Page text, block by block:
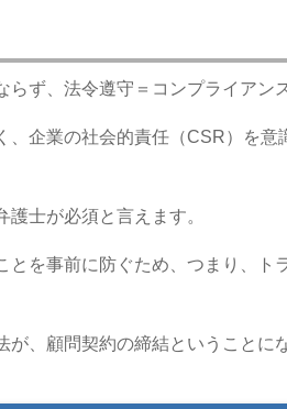
ず、法令遵守＝コンプライアン
企業の社会的責任（CSR）を
士が必須と言えます。
を事前に防ぐため、つまり、ト
、顧問契約の締結ということに